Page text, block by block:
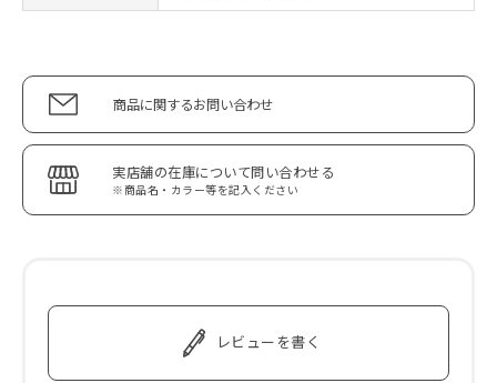
商品に関するお問い合わせ
実店舗の在庫について問い合わせる
※商品名・カラー等を記入ください
レビューを書く